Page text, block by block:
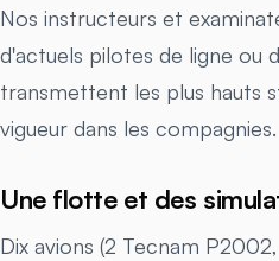
Nos instructeurs et
d'actuels pilotes de ligne ou
transmettent les plus hauts
vigueur dans les compagnies.
Une flotte et des
Dix avions (2 Tecnam